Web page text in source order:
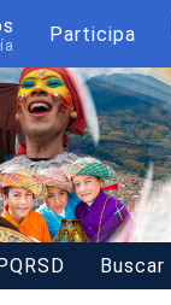
Participa
Buscar